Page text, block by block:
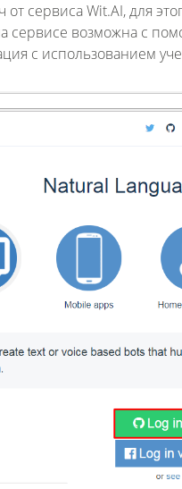
Wit.AI, для
сервисе возможна с
с использованием